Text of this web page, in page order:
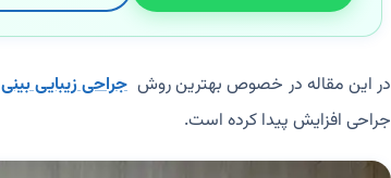
در این مقاله در خصوص بهترین روش جراحی زیبایی بینی
جراحی افزایش پیدا کرده است.